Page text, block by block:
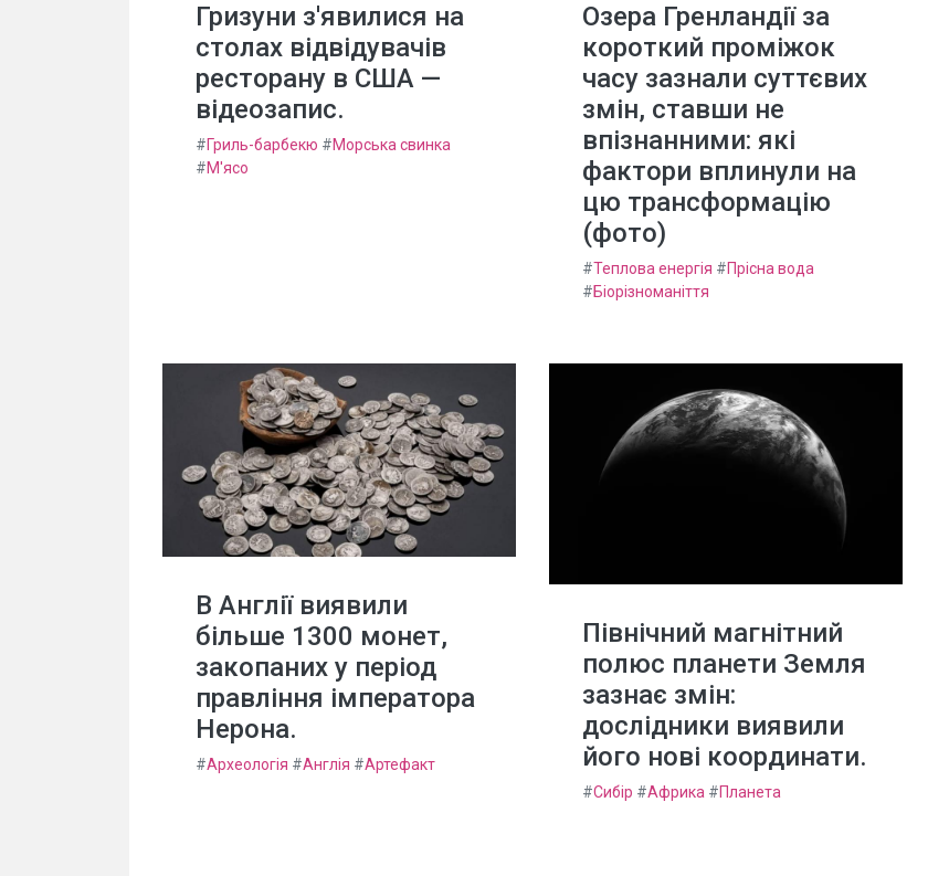
Гризуни з'явилися на
столах відвідувачів
ресторану в США —
відеозапис.
#Гриль-барбекю #Морська свинка
#М'ясо
Озера Гренландії за
короткий проміжок
часу зазнали суттєвих
змін, ставши не
впізнанними: які
фактори вплинули на
цю трансформацію
(фото)
#Теплова енергія #Прісна вода
#Біорізноманіття
В Англії виявили
більше 1300 монет,
закопаних у період
правління імператора
Нерона.
#Археологія #Англія #Артефакт
Північний магнітний
полюс планети Земля
зазнає змін:
дослідники виявили
його нові координати.
#Сибір #Африка #Планета